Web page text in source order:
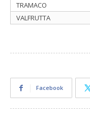
TRAMACO
VALFRUTTA
Facebook